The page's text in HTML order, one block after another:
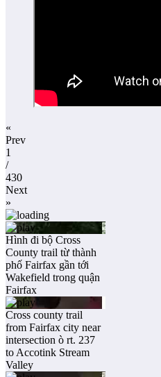
«
Prev
1
/
430
Next
»
Hình đi bộ Cross
County trail từ thành
phố Fairfax gần tới
Wakefield trong quận
Fairfax
Cross county trail
from Fairfax city near
intersection ò rt. 237
to Accotink Stream
Valley